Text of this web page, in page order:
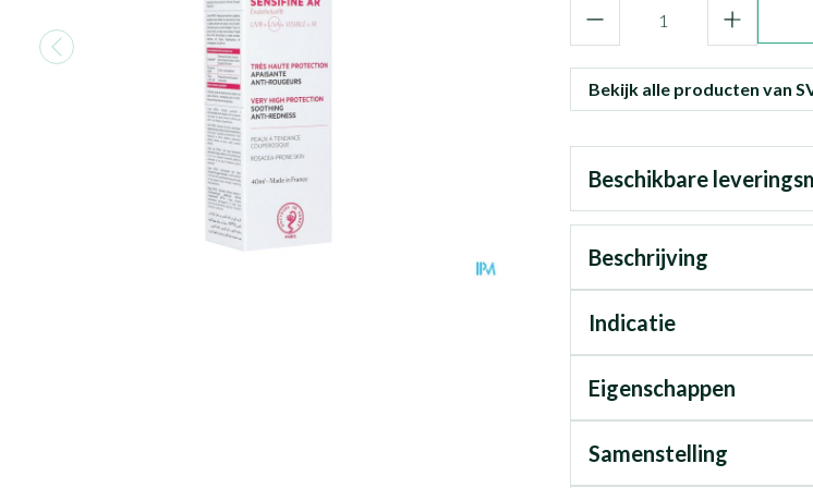
Bekijk alle producten van
Beschikbare
Beschrijving
Indicatie
Eigenschappen
Samenstelling